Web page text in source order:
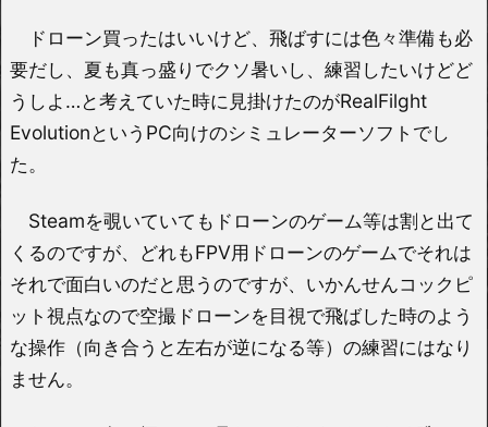
ドローン買ったはいいけど、飛ばすには色々準備も必
要だし、夏も真っ盛りでクソ暑いし、練習したいけどど
うしよ…と考えていた時に見掛けたのがRealFilght
EvolutionというPC向けのシミュレーターソフトでし
た。
Steamを覗いていてもドローンのゲーム等は割と出て
くるのですが、どれもFPV用ドローンのゲームでそれは
それで面白いのだと思うのですが、いかんせんコックピ
ット視点なので空撮ドローンを目視で飛ばした時のよう
な操作（向き合うと左右が逆になる等）の練習にはなり
ません。